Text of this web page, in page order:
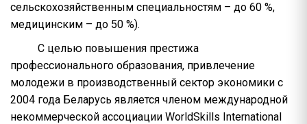
сельскохозяйственным специальностям – до 60 %,
медицинским – до 50 %).
С целью повышения престижа
профессионального образования, привлечение
молодежи в производственный сектор экономики с
2004 года Беларусь является членом международной
некоммерческой ассоциации WorldSkills International